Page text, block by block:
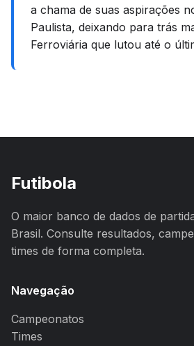
a chama de suas aspirações
Paulista, deixando para trás
Ferroviária que lutou até o
Futibola
O maior banco de dados de
Brasil. Consulte resultados,
times de forma completa.
Navegação
Campeonatos
Times